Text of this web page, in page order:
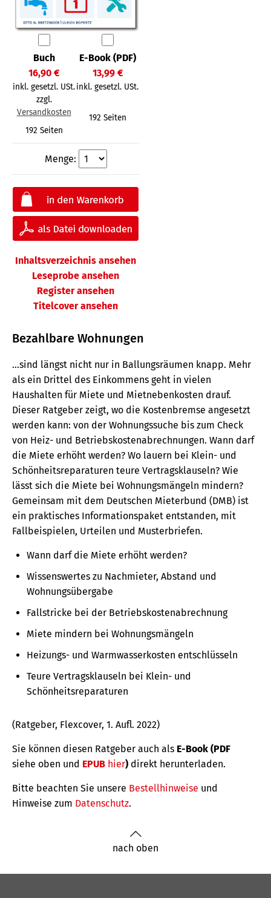
Buch
16,90 €
inkl. gesetzl. USt.
zzgl.
Versandkosten
192 Seiten
E-Book (PDF)
13,99 €
inkl. gesetzl. USt.
192 Seiten
Menge:
Inhaltsverzeichnis ansehen
Leseprobe ansehen
Register ansehen
Titelcover ansehen
Bezahlbare Wohnungen
...sind längst nicht nur in Ballungsräumen knapp. Mehr
als ein Drittel des Einkommens geht in vielen
Haushalten für Miete und Mietnebenkosten drauf.
Dieser Ratgeber zeigt, wo die Kostenbremse angesetzt
werden kann: von der Wohnungssuche bis zum Check
von Heiz- und Betriebskostenabrechnungen. Wann darf
die Miete erhöht werden? Wo lauern bei Klein- und
Schönheitsreparaturen teure Vertragsklauseln? Wie
lässt sich die Miete bei Wohnungsmängeln mindern?
Gemeinsam mit dem Deutschen Mieterbund (DMB) ist
ein praktisches Informationspaket entstanden, mit
Fallbeispielen, Urteilen und Musterbriefen.
Wann darf die Miete erhöht werden?
Wissenswertes zu Nachmieter, Abstand und
Wohnungsübergabe
Fallstricke bei der Betriebskostenabrechnung
Miete mindern bei Wohnungsmängeln
Heizungs- und Warmwasserkosten entschlüsseln
Teure Vertragsklauseln bei Klein- und
Schönheitsreparaturen
(Ratgeber, Flexcover, 1. Aufl. 2022)
Sie können diesen Ratgeber auch als E-Book (PDF
siehe oben und EPUB hier) direkt herunterladen.
Bitte beachten Sie unsere Bestellhinweise und
Hinweise zum Datenschutz.
nach oben